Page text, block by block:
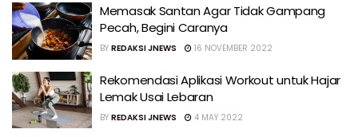
Memasak Santan Agar Tidak Gampang
Pecah, Begini Caranya
BY REDAKSI JNEWS 16 NOVEMBER 2022
Rekomendasi Aplikasi Workout untuk Hajar
Lemak Usai Lebaran
BY REDAKSI JNEWS 4 MAY 2022